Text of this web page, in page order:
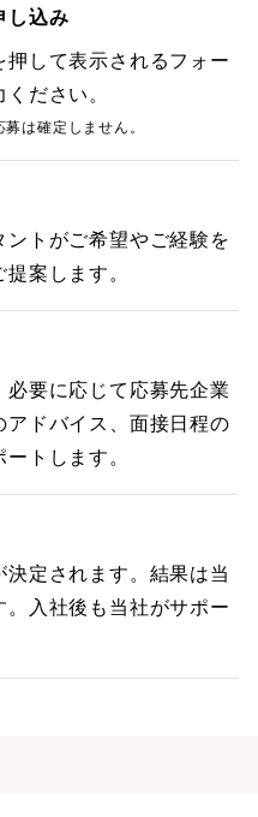
し込み
押して表示されるフォー
ださい。
は確定しません。
トがご希望やご経験を
案します。
必要に応じて応募先企業
アドバイス、面接日程の
トします。
定されます。結果は当
入社後も当社がサポー